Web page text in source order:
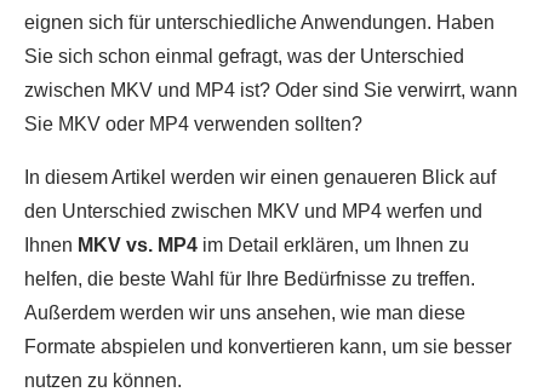
eignen sich für unterschiedliche Anwendungen. Haben
Sie sich schon einmal gefragt, was der Unterschied
zwischen MKV und MP4 ist? Oder sind Sie verwirrt, wann
Sie MKV oder MP4 verwenden sollten?
In diesem Artikel werden wir einen genaueren Blick auf
den Unterschied zwischen MKV und MP4 werfen und
Ihnen MKV vs. MP4 im Detail erklären, um Ihnen zu
helfen, die beste Wahl für Ihre Bedürfnisse zu treffen.
Außerdem werden wir uns ansehen, wie man diese
Formate abspielen und konvertieren kann, um sie besser
nutzen zu können.